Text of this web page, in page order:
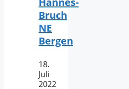
Bruch
NE
Bergen
18.
Juli
2022